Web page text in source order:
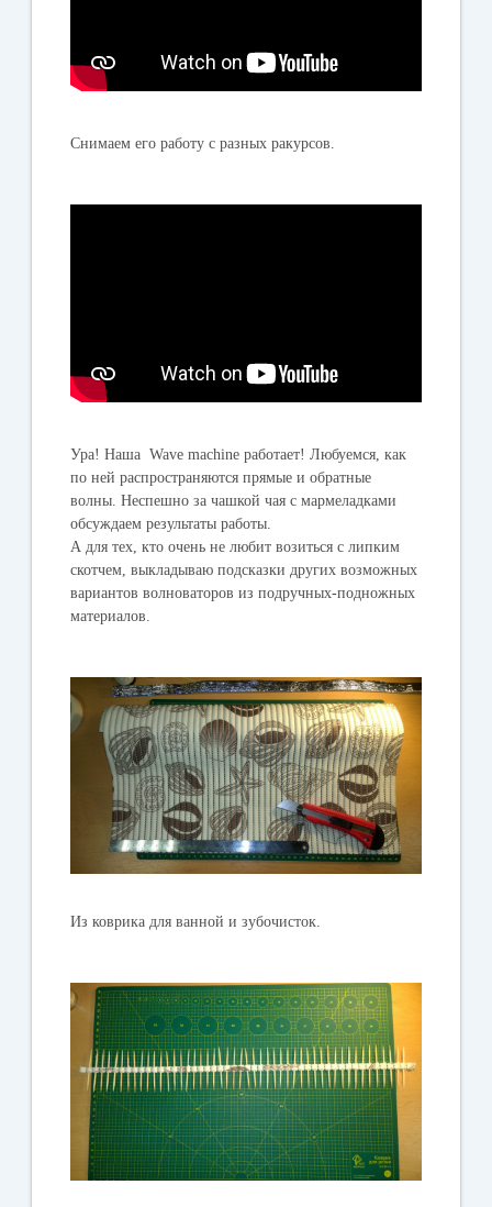
Снимаем его работу с разных ракурсов.
Ура! Наша Wave machine работает! Любуемся, как
по ней распространяются прямые и обратные
волны. Неспешно за чашкой чая с мармеладками
обсуждаем результаты работы.
А для тех, кто очень не любит возиться с липким
скотчем, выкладываю подсказки других возможных
вариантов волноваторов из подручных-подножных
материалов.
Из коврика для ванной и зубочисток.